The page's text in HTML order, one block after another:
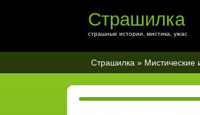
Страшилка
страшные истории, мистика, ужас
Страшилка » Мистические